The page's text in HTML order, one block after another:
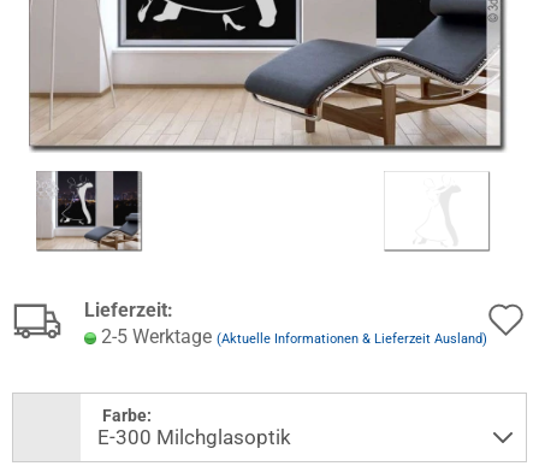
Lieferzeit:
2-5 Werktage (Aktuelle Informationen & Lieferzeit Ausland)
Farbe: